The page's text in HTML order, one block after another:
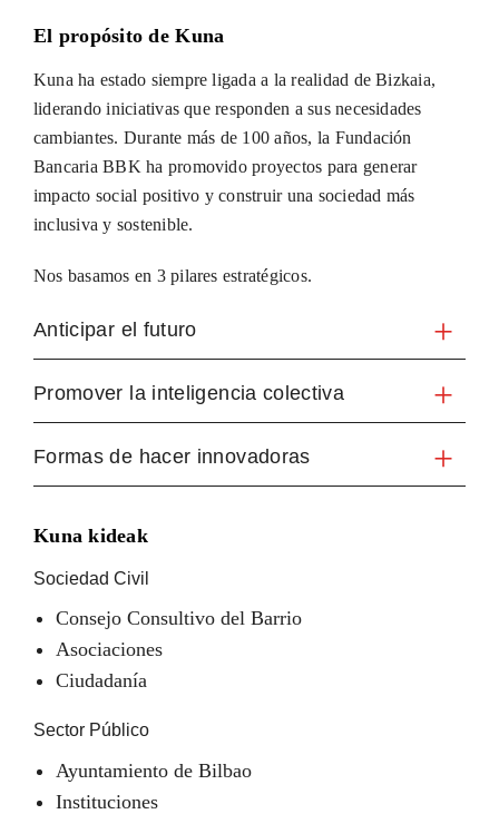
El propósito de Kuna
Kuna ha estado siempre ligada a la realidad de Bizkaia,
liderando iniciativas que responden a sus necesidades
cambiantes. Durante más de 100 años, la Fundación
Bancaria BBK ha promovido proyectos para generar
impacto social positivo y construir una sociedad más
inclusiva y sostenible.
Nos basamos en 3 pilares estratégicos.
Anticipar el futuro
Promover la inteligencia colectiva
Formas de hacer innovadoras
Kuna kideak
Sociedad Civil
Consejo Consultivo del Barrio
Asociaciones
Ciudadanía
Sector Público
Ayuntamiento de Bilbao
Instituciones